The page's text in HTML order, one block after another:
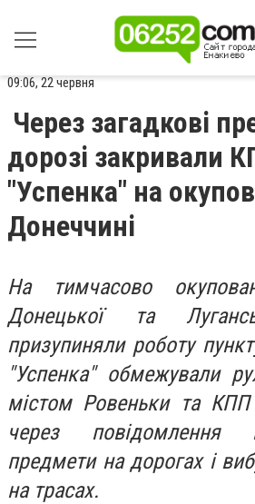
09:06, 22 червня
Через загадкові
дорозі закривали
"Успенка" на
Донеччині
На тимчасово
Донецької та
призупиняли роботу
"Успенка" обмежували
містом Ровеньки та
через повідомлення
предмети на дорогах і
на трасах.